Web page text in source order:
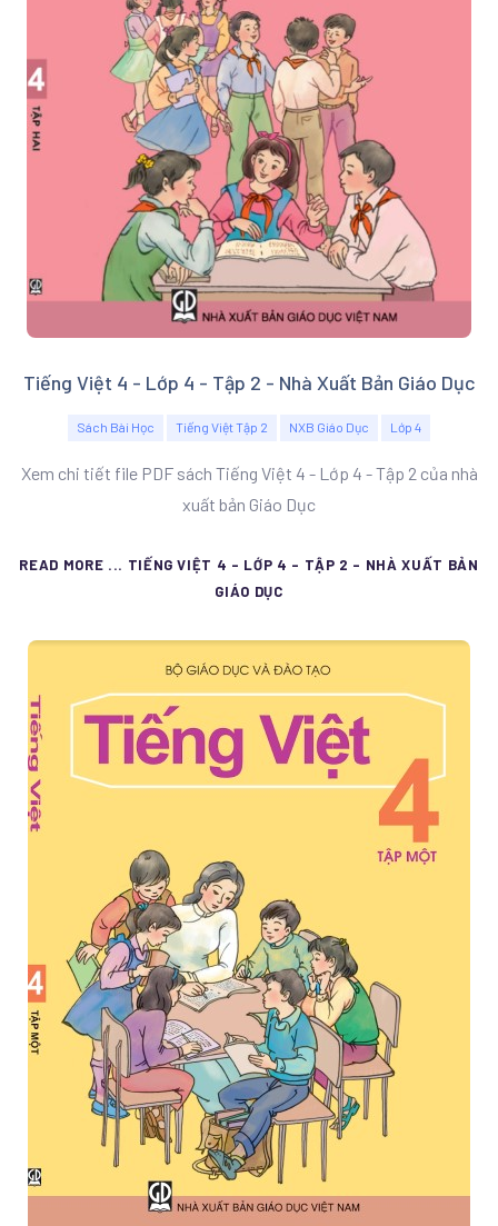
Tiếng Việt 4 - Lớp 4 - Tập 2 - Nhà Xuất Bản Giáo Dục
Sách Bài Học Tiếng Việt Tập 2 NXB Giáo Dục Lớp 4
Xem chi tiết file PDF sách Tiếng Việt 4 - Lớp 4 - Tập 2 của nhà
xuất bản Giáo Dục
READ MORE ... TIẾNG VIỆT 4 - LỚP 4 - TẬP 2 - NHÀ XUẤT BẢN
GIÁO DỤC